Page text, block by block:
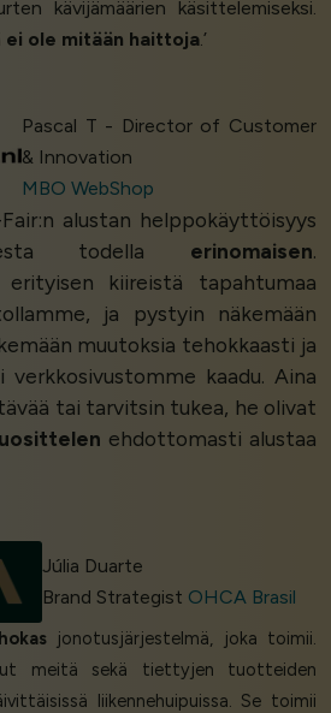
kävijämäärien käsittelemiseksi.
ei ole mitään haittoja.’
Pascal T - Director of Customer
& Innovation
MBO WebShop
alustan helppokäyttöisyys
todella erinomaisen.
kiireistä tapahtumaa
ja pystyin näkemään
muutoksia tehokkaasti ja
kaadu. Aina
tai tarvitsin tukea, he olivat
ehdottomasti alustaa
Júlia Duarte
Brand Strategist OHCA Brasil
jonotusjärjestelmä, joka toimii.
meitä sekä tiettyjen tuotteiden
liikennehuipuissa. Se toimii